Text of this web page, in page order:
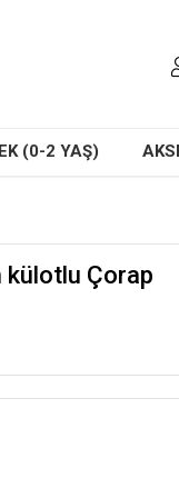
(0-2 YAŞ)
külotlu Çorap